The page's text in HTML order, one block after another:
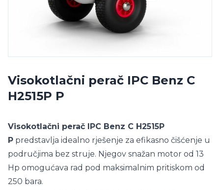
Visokotlačni perač IPC Benz C
H2515P P
Visokotlačni perač IPC Benz C H2515P
P predstavlja idealno rješenje za efikasno čišćenje u
područjima bez struje. Njegov snažan motor od 13
Hp omogućava rad pod maksimalnim pritiskom od
250 bara.